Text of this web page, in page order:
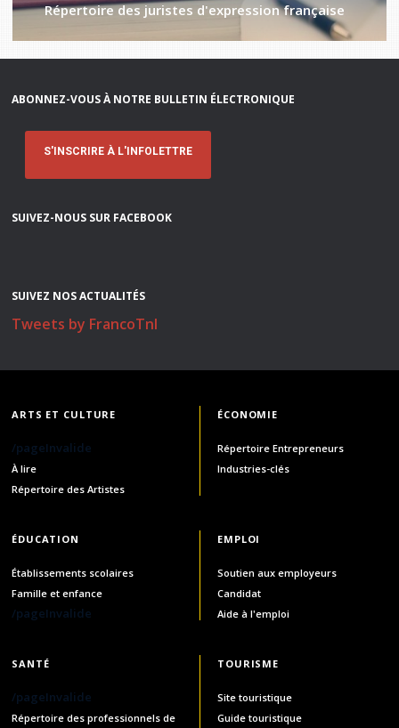
Répertoire des juristes d'expression française
ABONNEZ-VOUS À NOTRE BULLETIN ÉLECTRONIQUE
S'INSCRIRE À L'INFOLETTRE
SUIVEZ-NOUS SUR FACEBOOK
SUIVEZ NOS ACTUALITÉS
Tweets by FrancoTnl
ARTS ET CULTURE
/pageInvalide
À lire
Répertoire des Artistes
ÉCONOMIE
Répertoire Entrepreneurs
Industries-clés
ÉDUCATION
Établissements scolaires
Famille et enfance
/pageInvalide
EMPLOI
Soutien aux employeurs
Candidat
Aide à l'emploi
SANTÉ
/pageInvalide
Répertoire des professionnels de
TOURISME
Site touristique
Guide touristique